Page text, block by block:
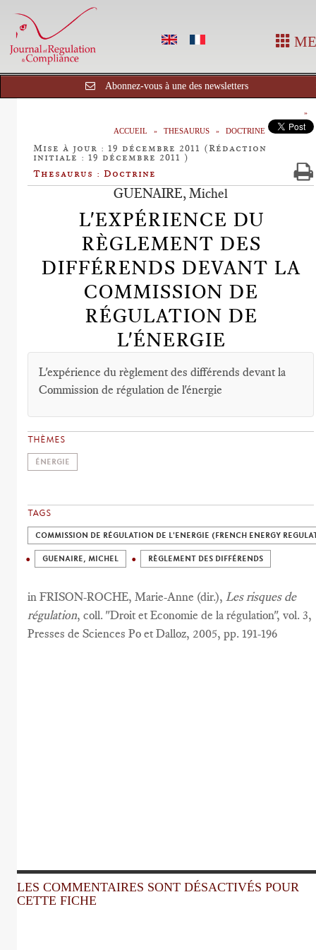
Abonnez-vous à une des newsletters
ACCUEIL THESAURUS DOCTRINE
Mise à jour : 19 décembre 2011 (Rédaction
initiale : 19 décembre 2011 )
Thesaurus : Doctrine
GUENAIRE, Michel
L'EXPÉRIENCE DU
RÈGLEMENT DES
DIFFÉRENDS DEVANT LA
COMMISSION DE
RÉGULATION DE
L'ÉNERGIE
L'expérience du règlement des différends devant la
Commission de régulation de l'énergie
THÈMES
ÉNERGIE
TAGS
COMMISSION DE RÉGULATION DE L'ENERGIE (FRENCH ENERGY
GUENAIRE, MICHEL RÈGLEMENT DES DIFFÉRENDS
in FRISON-ROCHE, Marie-Anne (dir.), Les risques de
régulation, coll. "Droit et Economie de la régulation", vol. 3,
Presses de Sciences Po et Dalloz, 2005, pp. 191-196
LES COMMENTAIRES SONT DÉSACTIVÉS POUR
CETTE FICHE